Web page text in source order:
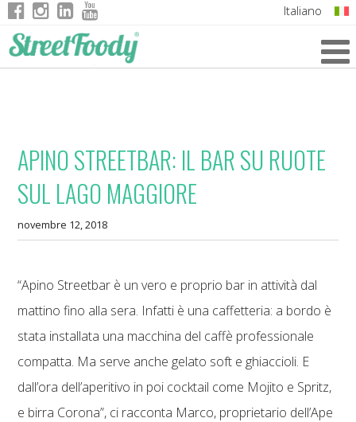
Italiano
APINO STREETBAR: IL BAR SU RUOTE
SUL LAGO MAGGIORE
novembre 12, 2018
“Apino Streetbar è un vero e proprio bar in attività dal
mattino fino alla sera. Infatti è una caffetteria: a bordo è
stata installata una macchina del caffè professionale
compatta. Ma serve anche gelato soft e ghiaccioli. E
dall’ora dell’aperitivo in poi cocktail come Mojito e Spritz,
e birra Corona”, ci racconta Marco, proprietario dell’Ape